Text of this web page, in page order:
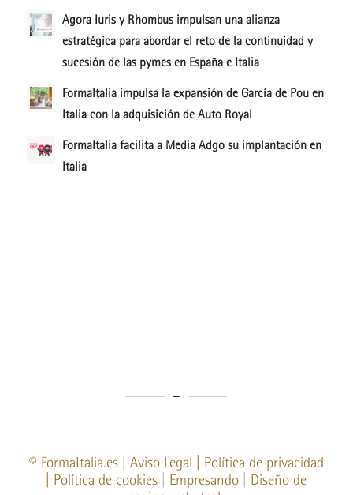
Agora Iuris y Rhombus impulsan una alianza
estratégica para abordar el reto de la continuidad y
sucesión de las pymes en España e Italia
FormaItalia impulsa la expansión de García de Pou en
Italia con la adquisición de Auto Royal
FormaItalia facilita a Media Adgo su implantación en
Italia
© FormaItalia.es Aviso Legal
Política de privacidad
Política de cookies Empresando
Diseño de